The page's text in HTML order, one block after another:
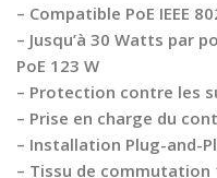
– Compatible PoE IEEE
– Jusqu’à 30 Watts par
PoE 123 W
– Protection contre les
– Prise en charge du
– Installation Plug-and-
– Tissu de commutation